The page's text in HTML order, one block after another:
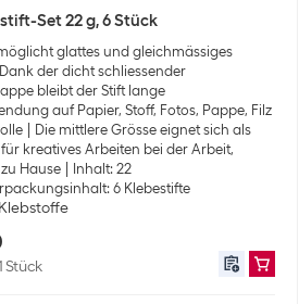
Set 22 g, 6 Stück
glattes und gleichmässiges
Dank der dicht schliessender
bleibt der Stift lange
auf Papier, Stoff, Fotos, Pappe, Filz
Die mittlere Grösse eignet sich als
kreatives Arbeiten bei der Arbeit,
Hause
Inhalt: 22
6 Klebestifte
Klebstoffe
Stück